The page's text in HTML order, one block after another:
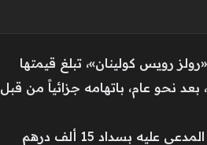
رويس كولينان»، تبلغ قيمتها
بعد نحو عام، باتهامه جزائياً من قبل
وامتد النزاع إلى المحكمة المدنية في دبي، التي قضت بإعادة تسجيل السيارة باسم مالكها الفعلي، وألزمت المدعى عليه بسداد 15 ألف درهم